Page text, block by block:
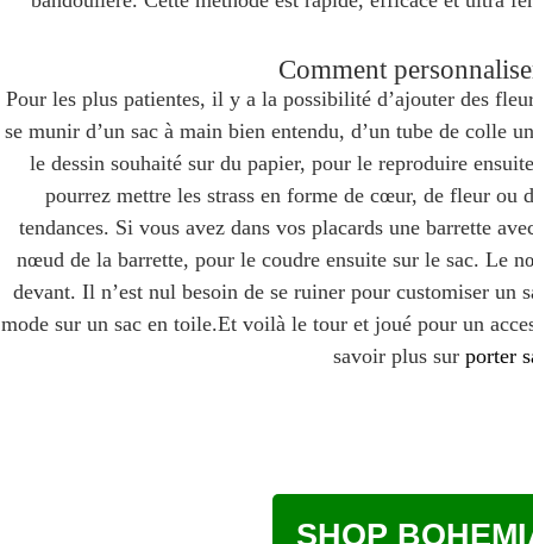
Comment
Pour les plus patientes, il y a la possibilité d’ajouter des
se munir d’un sac à main bien entendu, d’un tube de colle
le dessin souhaité sur du papier, pour le reproduire
pourrez mettre les strass en forme de cœur, de fleur ou
tendances. Si vous avez dans vos placards une barrette
nœud de la barrette, pour le coudre ensuite sur le sac. Le
devant. Il n’est nul besoin de se ruiner pour customiser un
mode sur un sac en toile.Et voilà le tour et joué pour un
savoir plus sur porter
SHOP